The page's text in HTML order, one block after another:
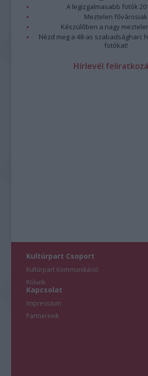
A legizgalmasabb fotók
Meztelen fővárosiak
Készülőben a nagy
Nézd meg a 48-as szabadságharc
fotókat!
Hírlevél
Kultúrpart Csoport
Kultúrpart Kommunikáció
Rólunk
Kapcsolat
Impresszum
Partnereink